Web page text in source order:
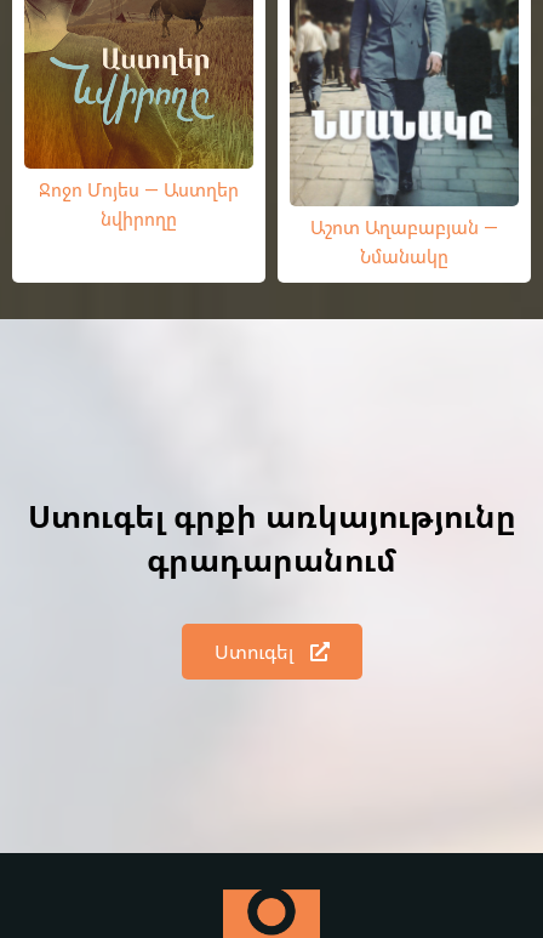
Ջոջո Մոյես — Աստղեր
նվիրողը
Աշոտ Աղաբաբյան —
Նմանակը
Ստուգել գրքի առկայությունը
գրադարանում
Ստուգել